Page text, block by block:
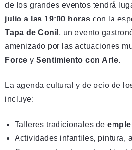
de los grandes eventos tendrá
julio a las 19:00 horas con la
Tapa de Conil , un evento
amenizado por las actuaciones
Force y Sentimiento con Arte.
La agenda cultural y de ocio de
incluye:
Talleres tradicionales de
Actividades infantiles, pintura,